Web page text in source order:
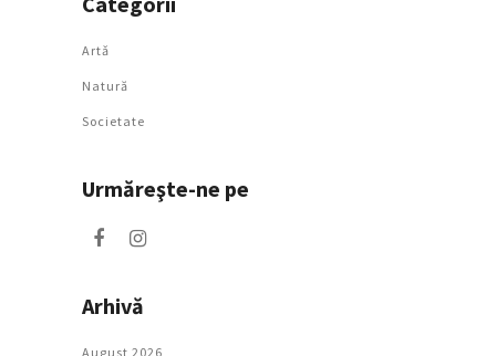
Artǎ
Natură
Societate
Urmăreşte-ne pe
Arhivă
August 2026